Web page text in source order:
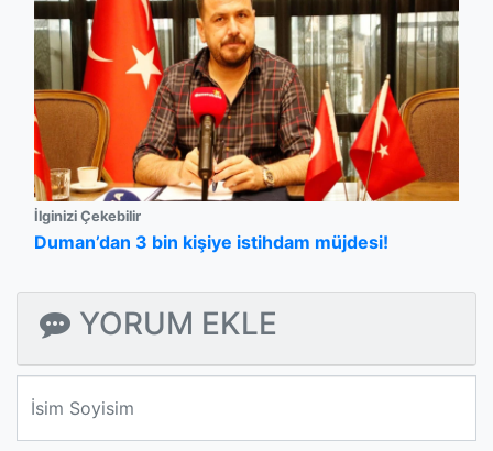
İlginizi Çekebilir
Duman’dan 3 bin kişiye istihdam müjdesi!
YORUM EKLE